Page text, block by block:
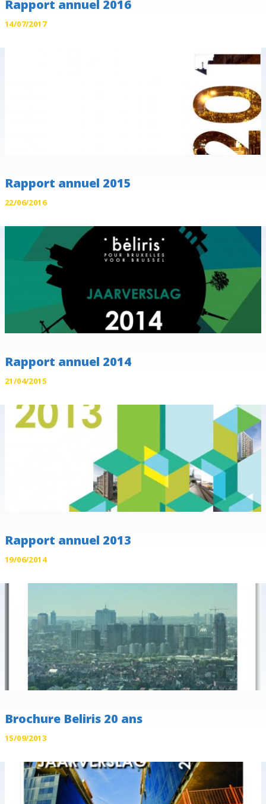
Rapport annuel 2016
14/07/2017
Rapport annuel 2015
22/06/2016
Rapport annuel 2014
21/04/2015
Rapport annuel 2013
19/06/2014
Brochure Beliris 20 ans
15/09/2013